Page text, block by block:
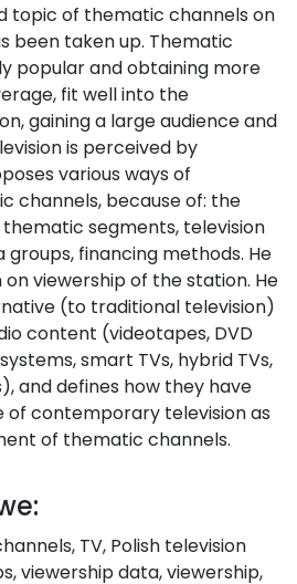
topic of thematic channels on
been taken up. Thematic
popular and obtaining more
fit well into the
gaining a large audience and
is perceived by
various ways of
channels, because of: the
segments, television
groups, financing methods. He
viewership of the station. He
(to traditional television)
content (videotapes, DVD
smart TVs, hybrid TVs,
and defines how they have
of contemporary television as
of thematic channels.
TV, Polish television
viewership data, viewership,